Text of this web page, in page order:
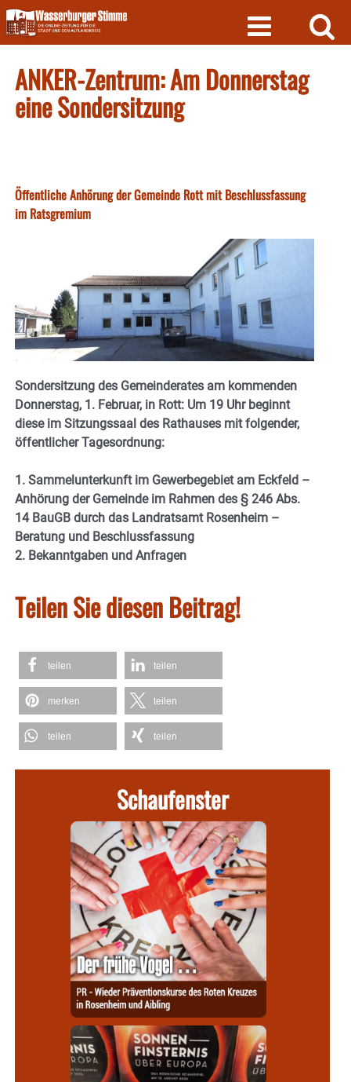
Skip
to
content
ANKER-Zentrum: Am Donnerstag
eine Sondersitzung
Öffentliche Anhörung der Gemeinde Rott mit Beschlussfassung
im Ratsgremium
Sondersitzung des Gemeinderates am kommenden
Donnerstag, 1. Februar, in Rott: Um 19 Uhr beginnt
diese im Sitzungssaal des Rathauses mit folgender,
öffentlicher Tagesordnung:
1. Sammelunterkunft im Gewerbegebiet am Eckfeld –
Anhörung der Gemeinde im Rahmen des § 246 Abs.
14 BauGB durch das Landratsamt Rosenheim –
Beratung und Beschlussfassung
2. Bekanntgaben und Anfragen
Teilen Sie diesen Beitrag!
teilen teilen
merken teilen
teilen teilen
Schaufenster